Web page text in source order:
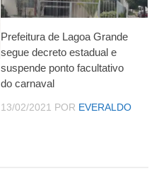
Prefeitura de Lagoa Grande
segue decreto estadual e
suspende ponto facultativo
do carnaval
13/02/2021 POR EVERALDO